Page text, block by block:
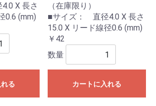
X 長さ
0.6 (mm)
る
（在庫限り）
■サイズ： 直径4.0 X 長さ
15.0 X リード線径0.6 (mm)
￥42
数量
カートに入れる